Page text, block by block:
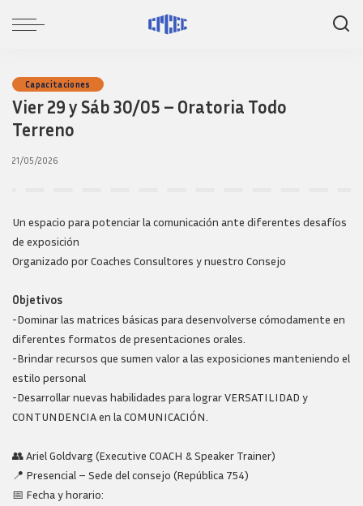
Capacitaciones
Vier 29 y Sáb 30/05 – Oratoria Todo
Terreno
21/05/2026
Un espacio para potenciar la comunicación ante diferentes desafíos
de exposición
Organizado por Coaches Consultores y nuestro Consejo
Objetivos
-Dominar las matrices básicas para desenvolverse cómodamente en
diferentes formatos de presentaciones orales.
-Brindar recursos que sumen valor a las exposiciones manteniendo el
estilo personal
-Desarrollar nuevas habilidades para lograr VERSATILIDAD y
CONTUNDENCIA en la COMUNICACIÓN.
👥 Ariel Goldvarg (Executive COACH & Speaker Trainer)
📍 Presencial – Sede del consejo (República 754)
📅 Fecha y horario: